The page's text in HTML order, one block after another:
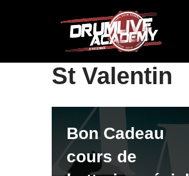
contenu
St Valentin
Bon Cadeau
cours de